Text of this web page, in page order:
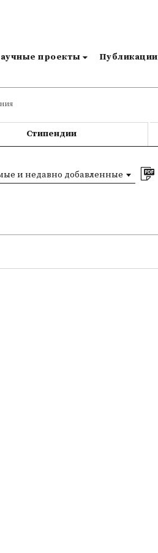
проекты Публикации
Стипендии
и недавно добавленные